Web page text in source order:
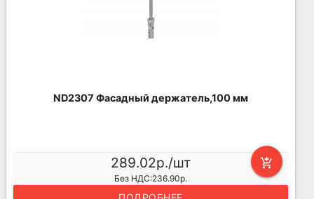
ND2307 Фасадный держатель,100 мм
add_shopping_cart
289.02р./шт
Без НДС:236.90р.